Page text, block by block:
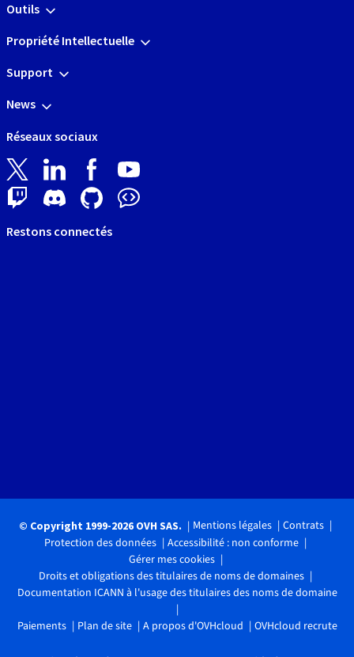
Outils
Propriété Intellectuelle
Support
News
Réseaux sociaux
Restons connectés
© Copyright 1999-2026 OVH SAS. Mentions légales
Contrats
Protection des données
Accessibilité : non conforme
Gérer mes cookies
Droits et obligations des titulaires de noms de domaines
Documentation ICANN à l'usage des titulaires des noms de domaine
Paiements Plan de site A propos d'OVHcloud OVHcloud recrute